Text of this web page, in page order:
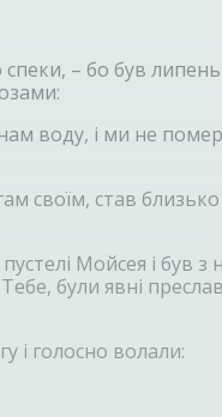
– бо був
воду, і ми не
своїм, став
Мойсея і був з
були явні
і голосно волали: